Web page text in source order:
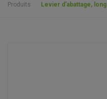
Produits Levier d’abattage, long